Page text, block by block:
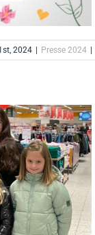
2024 Presse 2024